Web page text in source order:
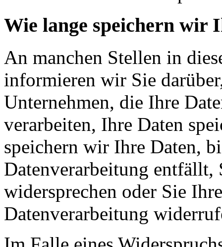
Wie lange speichern wir
An manchen Stellen in
informieren wir Sie
Unternehmen, die Ihre
verarbeiten, Ihre Daten
speichern wir Ihre Daten,
Datenverarbeitung entfällt,
widersprechen oder Sie
Datenverarbeitung